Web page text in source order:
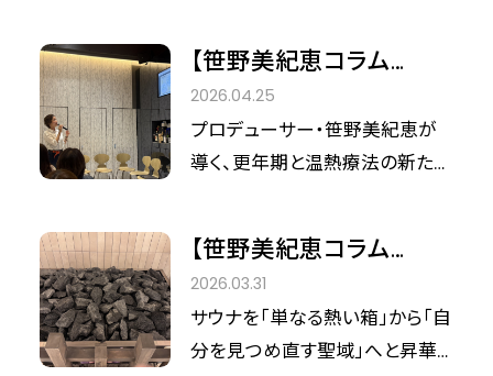
ある博士たちと、これまでにない
ウェルネス空間の創出に向けた
共同研究を水面下で進めている
そうです。 そんな彼女が次なるイ
府湾沿いの上人ヶ浜（しょうにん
がはま）に位置する伝統的な温
泉施設『別府海浜砂湯』での体験
から、これからの温浴のヒントを
美紀恵さん。サウナの聖地『しき
じ』の娘として、本質的な「心地よ
さ」を知り尽くす彼女が今回訪れ
たのは、全国に展開するフェイシ
ロン』です。 「肌が変われば、心も
前を向く」。そんなウェルネスの真
髄を、笹野さんの視点を通して紐
解いていきます。
【笹野美紀恵コラム
vol.45】サウナは「熱い
箱」から「聖域」、そして
「医学の隣」へ。
2026.04.25
プロデューサー・笹野美紀恵が
導く、更年期と温熱療法の新たな
る「熱い箱」から、現代人が自分
を見つめ直す「聖域（セクチュア
リ）」へと昇華させてきた総合ウェ
ルネスプロデューサー・笹野美紀
【笹野美紀恵コラム
vol.44】沖縄に「雪」が舞
うサウナ誕生へ。笹野美
紀恵氏プロデュース
2026.03.31
サウナを「単なる熱い箱」から「自
分を見つめ直す聖域」へと昇華さ